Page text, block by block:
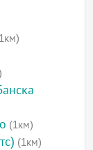
(1км)
(1км)